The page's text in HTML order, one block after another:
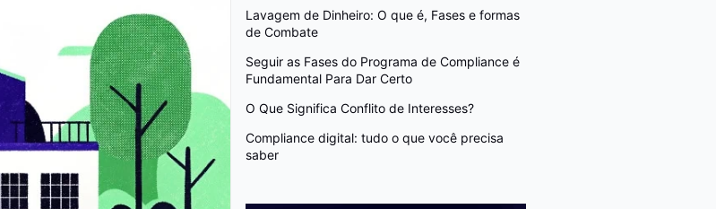
Lavagem de Dinheiro: O que é, Fases e formas
de Combate
Seguir as Fases do Programa de Compliance é
Fundamental Para Dar Certo
O Que Significa Conflito de Interesses?
Compliance digital: tudo o que você precisa
saber